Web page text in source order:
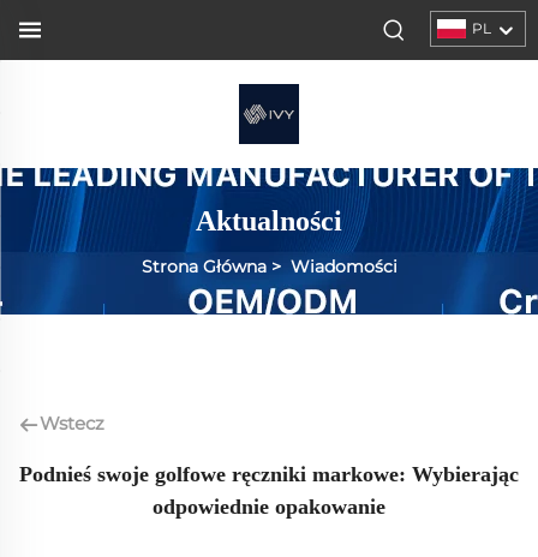
PL
Aktualności
Strona Główna> Wiadomości
Wstecz
Podnieś swoje golfowe ręczniki markowe: Wybierając
odpowiednie opakowanie